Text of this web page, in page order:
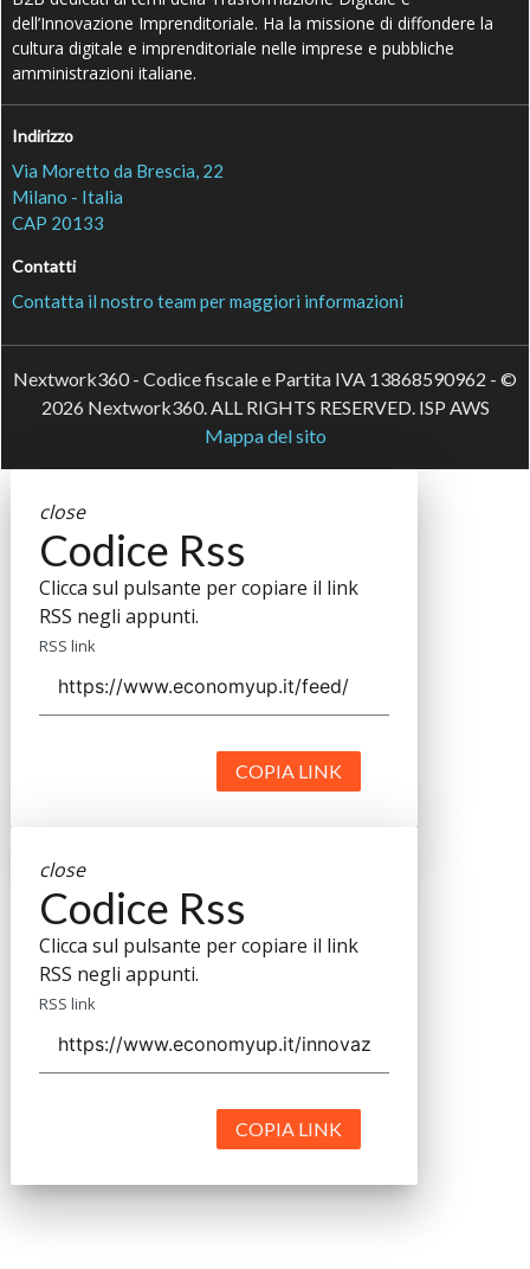
dell’Innovazione Imprenditoriale. Ha la missione di diffondere la
cultura digitale e imprenditoriale nelle imprese e pubbliche
amministrazioni italiane.
Indirizzo
Via Moretto da Brescia, 22
Milano - Italia
CAP 20133
Contatti
Contatta il nostro team per maggiori informazioni
Nextwork360 - Codice fiscale e Partita IVA 13868590962 - ©
2026 Nextwork360. ALL RIGHTS RESERVED. ISP AWS
Mappa del sito
close
Codice Rss
Clicca sul pulsante per copiare il link
RSS negli appunti.
RSS link
COPIA LINK
close
Codice Rss
Clicca sul pulsante per copiare il link
RSS negli appunti.
RSS link
COPIA LINK